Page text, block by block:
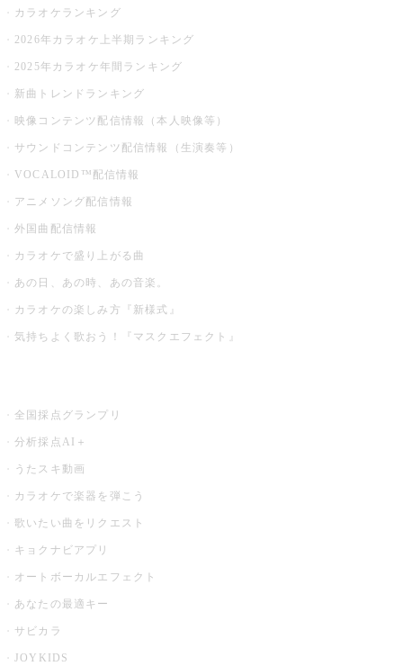
カラオケランキング
2026年カラオケ上半期ランキング
2025年カラオケ年間ランキング
新曲トレンドランキング
映像コンテンツ配信情報（本人映像等）
サウンドコンテンツ配信情報（生演奏等）
VOCALOID™配信情報
アニメソング配信情報
外国曲配信情報
カラオケで盛り上がる曲
あの日、あの時、あの音楽。
カラオケの楽しみ方『新様式』
気持ちよく歌おう！『マスクエフェクト』
全国採点グランプリ
分析採点AI＋
うたスキ動画
カラオケで楽器を弾こう
歌いたい曲をリクエスト
キョクナビアプリ
オートボーカルエフェクト
あなたの最適キー
サビカラ
JOYKIDS